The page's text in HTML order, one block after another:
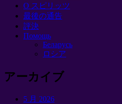
O スピリッツ
最後の通告
評決
Помощь
Беларусь
ロシア
アーカイブ
5 月 2026